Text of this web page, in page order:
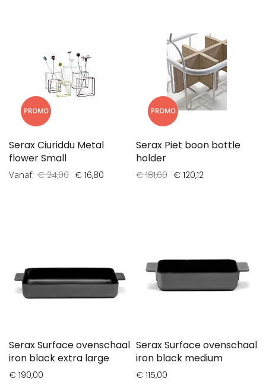
PROMO
Serax Ciuriddu Metal
flower Small
Vanaf € 16,80
€ 24,00
PROMO
Serax Piet boon bottle
holder
€ 120,12
€ 181,60
Serax Surface ovenschaal
iron black extra large
€ 190,00
Serax Surface ovenschaal
iron black medium
€ 115,00